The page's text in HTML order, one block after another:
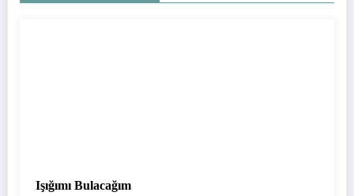
Işığımı Bulacağım